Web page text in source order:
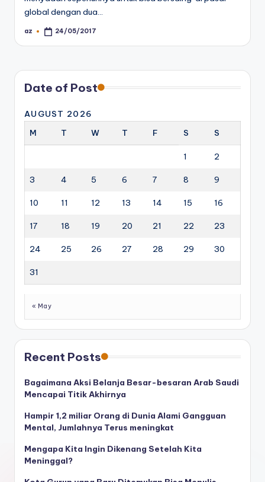
global dengan dua…
Posted
az 24/05/2017
Date of Post
AUGUST 2026
M
T W T F S S
1 2
3 4 5 6 7 8 9
10 11 12 13 14 15 16
17 18 19 20 21 22 23
24 25 26 27 28 29 30
31
« May
Recent Posts
Bagaimana Aksi Belanja Besar-besaran Arab Saudi
Mencapai Titik Akhirnya
Hampir 1,2 miliar Orang di Dunia Alami Gangguan
Mental, Jumlahnya Terus meningkat
Mengapa Kita Ingin Dikenang Setelah Kita
Meninggal?